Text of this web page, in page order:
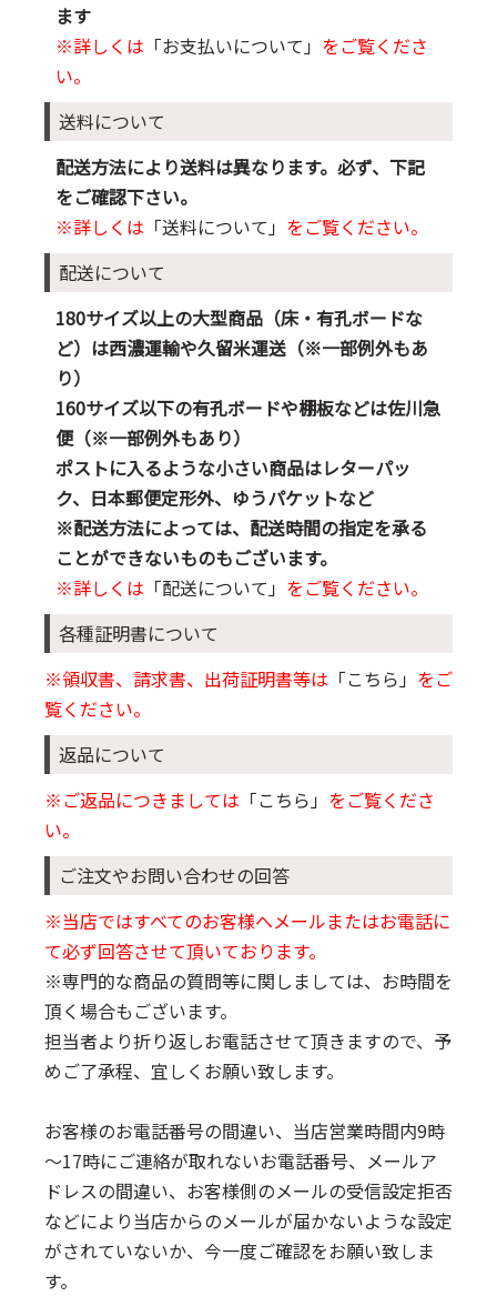
ます
※詳しくは 「お支払いについて」 をご覧くださ
い。
送料について
配送方法により送料は異なります。必ず、下記
をご確認下さい。
※詳しくは 「送料について」 をご覧ください。
配送について
180サイズ以上の大型商品（床・有孔ボードな
ど）は西濃運輸や久留米運送（※一部例外もあ
り）
160サイズ以下の有孔ボードや棚板などは佐川急
便（※一部例外もあり）
ポストに入るような小さい商品はレターパッ
ク、日本郵便定形外、ゆうパケットなど
※配送方法によっては、配送時間の指定を承る
ことができないものもございます。
※詳しくは 「配送について」 をご覧ください。
各種証明書について
※領収書、請求書、出荷証明書等は 「こちら」 をご
覧ください。
返品について
※ご返品につきましては 「こちら」 をご覧くださ
い。
ご注文やお問い合わせの回答
※当店ではすべてのお客様へメールまたはお電話に
て必ず回答させて頂いております。
※専門的な商品の質問等に関しましては、お時間を
頂く場合もございます。
担当者より折り返しお電話させて頂きますので、予
めご了承程、宜しくお願い致します。
お客様のお電話番号の間違い、当店営業時間内9時
～17時にご連絡が取れないお電話番号、メールア
ドレスの間違い、お客様側のメールの受信設定拒否
などにより当店からのメールが届かないような設定
がされていないか、今一度ご確認をお願い致しま
す。